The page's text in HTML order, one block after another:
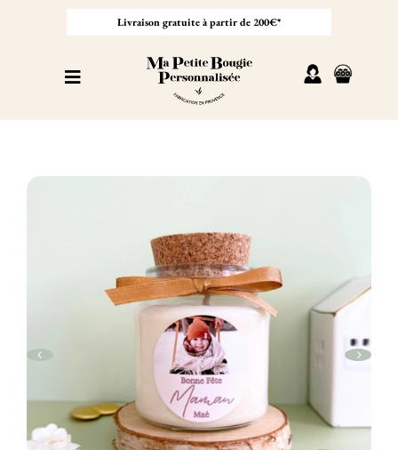
Livraison gratuite à partir de 200€*
Toggle
Personnaliser sa bougie
Nos bougies